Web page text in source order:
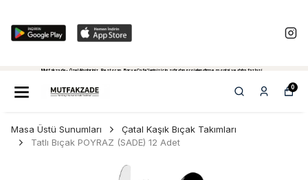
Mutfakzade - Özel Alanlariniz, Restoran, Bar ve Cafe'leriniz için sıfırdan projelendirme, montaj ve daha fazlasi...
0
Masa Üstü Sunumları
Çatal Kaşık Bıçak Takımları
Tatlı Bıçak POYRAZ (SADE) 12 Adet